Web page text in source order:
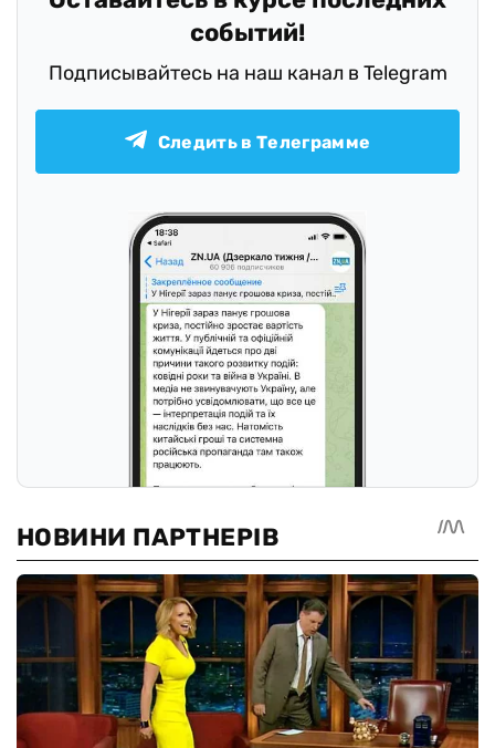
событий!
Подписывайтесь на наш канал в Telegram
Следить в Телеграмме